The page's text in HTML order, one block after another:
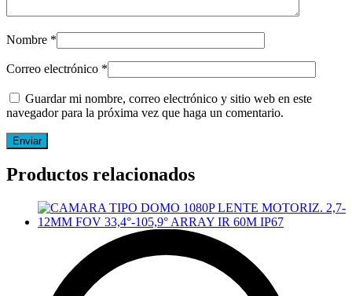
Nombre *
Correo electrónico *
Guardar mi nombre, correo electrónico y sitio web en este
navegador para la próxima vez que haga un comentario.
Productos relacionados